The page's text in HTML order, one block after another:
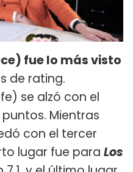
fue lo más visto
de rating.
se alzó con el
Mientras
con el tercer
lugar fue para Los